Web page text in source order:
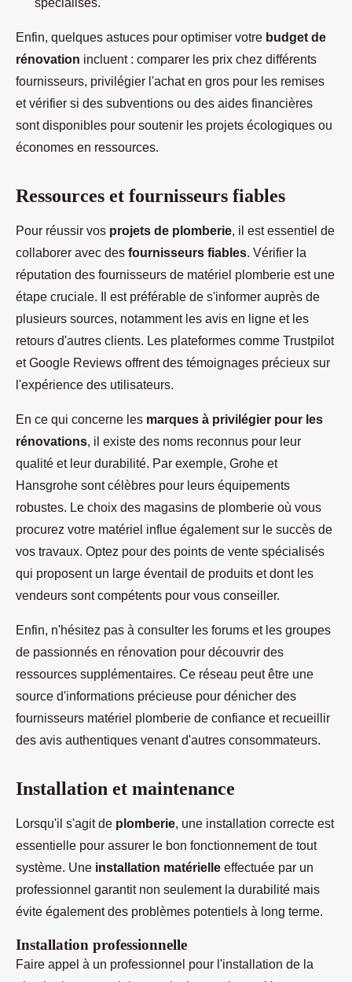
spécialisés.
Enfin, quelques astuces pour optimiser votre budget de
rénovation incluent : comparer les prix chez différents
fournisseurs, privilégier l'achat en gros pour les remises
et vérifier si des subventions ou des aides financières
sont disponibles pour soutenir les projets écologiques ou
économes en ressources.
Ressources et fournisseurs fiables
Pour réussir vos projets de plomberie, il est essentiel de
collaborer avec des fournisseurs fiables. Vérifier la
réputation des fournisseurs de matériel plomberie est une
étape cruciale. Il est préférable de s'informer auprès de
plusieurs sources, notamment les avis en ligne et les
retours d'autres clients. Les plateformes comme Trustpilot
et Google Reviews offrent des témoignages précieux sur
l'expérience des utilisateurs.
En ce qui concerne les marques à privilégier pour les
rénovations, il existe des noms reconnus pour leur
qualité et leur durabilité. Par exemple, Grohe et
Hansgrohe sont célèbres pour leurs équipements
robustes. Le choix des magasins de plomberie où vous
procurez votre matériel influe également sur le succès de
vos travaux. Optez pour des points de vente spécialisés
qui proposent un large éventail de produits et dont les
vendeurs sont compétents pour vous conseiller.
Enfin, n'hésitez pas à consulter les forums et les groupes
de passionnés en rénovation pour découvrir des
ressources supplémentaires. Ce réseau peut être une
source d'informations précieuse pour dénicher des
fournisseurs matériel plomberie de confiance et recueillir
des avis authentiques venant d'autres consommateurs.
Installation et maintenance
Lorsqu'il s'agit de plomberie, une installation correcte est
essentielle pour assurer le bon fonctionnement de tout
système. Une installation matérielle effectuée par un
professionnel garantit non seulement la durabilité mais
évite également des problèmes potentiels à long terme.
Installation professionnelle
Faire appel à un professionnel pour l'installation de la